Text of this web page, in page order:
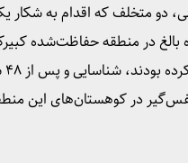
دو متخلف که اقدام به شکار
بالغ در منطقه حفاظت‌شده
در کوهستان‌های این